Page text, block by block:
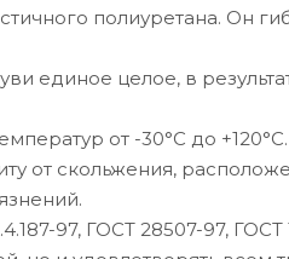
полиуретана. Он
единое целое, в
от -30°С до +120°С.
от скольжения,
97, ГОСТ 28507-97, ГОСТ